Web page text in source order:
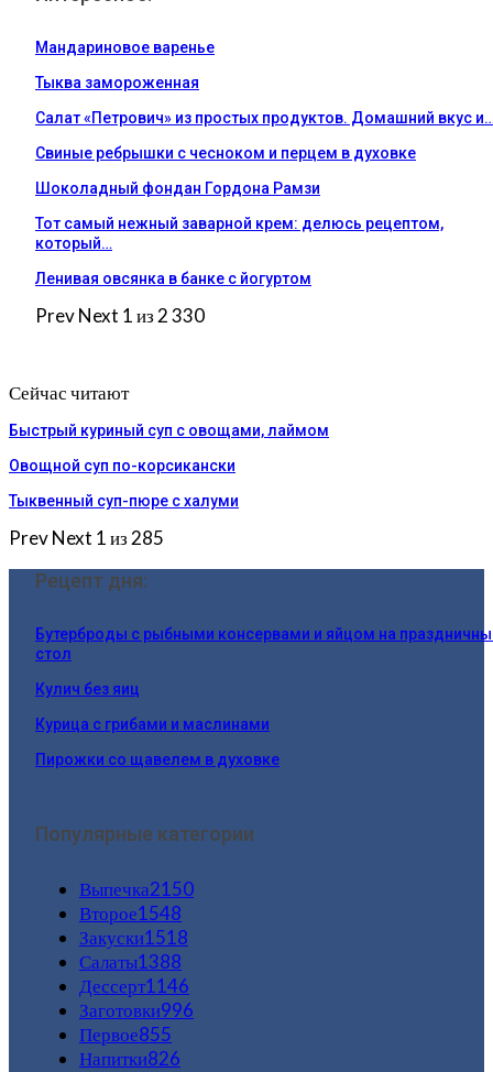
Мандариновое варенье
Тыква замороженная
Салат «Петрович» из простых продуктов. Домашний вкус
Свиные ребрышки с чесноком и перцем в духовке
Шоколадный фондан Гордона Рамзи
Тот самый нежный заварной крем: делюсь рецептом,
который…
Ленивая овсянка в банке с йогуртом
PrevNext 1 из 2 330
Сейчас читают
Быстрый куриный суп с овощами, лаймом
Овощной суп по-корсикански
Тыквенный суп-пюре с халуми
PrevNext 1 из 285
Рецепт дня:
Бутерброды с рыбными консервами и яйцом на
стол
Кулич без яиц
Курица с грибами и маслинами
Пирожки со щавелем в духовке
Популярные категории
Выпечка2150
Второе1548
Закуски1518
Салаты1388
Дессерт1146
Заготовки996
Первое855
Напитки826